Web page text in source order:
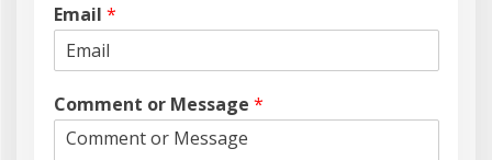
Email *
Comment or Message *